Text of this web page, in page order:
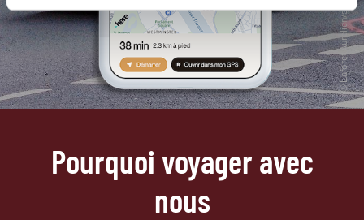
Pourquoi voyager avec
nous